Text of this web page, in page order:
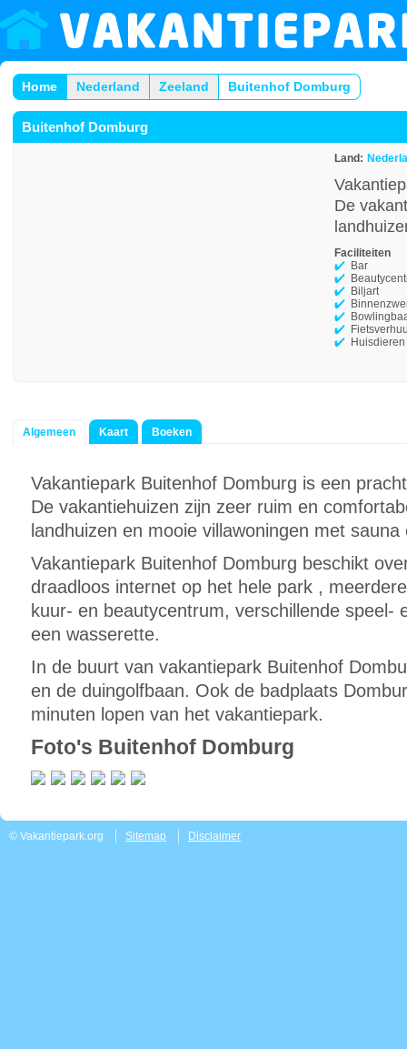
Home Nederland Zeeland Buitenhof Domburg
Buitenhof Domburg
Land:
De
Faciliteiten
Bar
Biljart
Algemeen Kaart Boeken
Vakantiepark Buitenhof Domburg is een
De vakantiehuizen zijn zeer ruim en
landhuizen en mooie villawoningen met
Vakantiepark Buitenhof Domburg beschikt
draadloos internet op het hele park ,
kuur- en beautycentrum, verschillende speel-
een wasserette.
In de buurt van vakantiepark Buitenhof
en de duingolfbaan. Ook de badplaats
minuten lopen van het vakantiepark.
Foto's Buitenhof Domburg
© Vakantiepark.org Sitemap Disclaimer